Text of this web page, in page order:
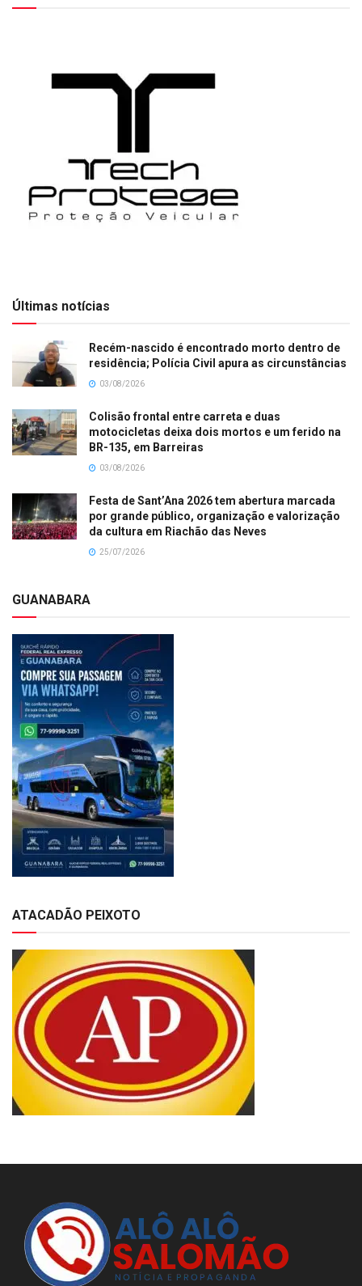
Últimas notícias
Recém-nascido é encontrado morto dentro de
residência; Polícia Civil apura as circunstâncias
03/08/2026
Colisão frontal entre carreta e duas
motocicletas deixa dois mortos e um ferido na
BR-135, em Barreiras
03/08/2026
Festa de Sant’Ana 2026 tem abertura marcada
por grande público, organização e valorização
da cultura em Riachão das Neves
25/07/2026
GUANABARA
ATACADÃO PEIXOTO